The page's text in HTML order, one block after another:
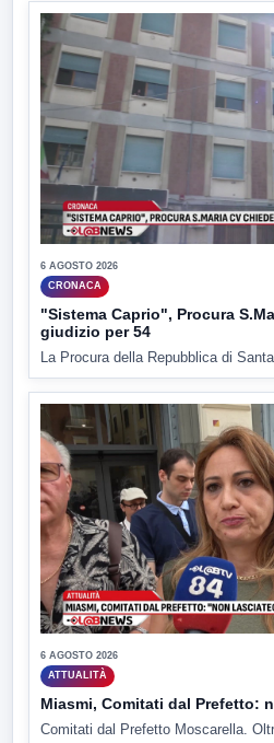
6 AGOSTO 2026
CRONACA
"Sistema Caprio", Procura
giudizio per 54
La Procura della Repubblica di
6 AGOSTO 2026
ATTUALITÀ
Miasmi, Comitati dal Prefetto:
Comitati dal Prefetto Moscarella.